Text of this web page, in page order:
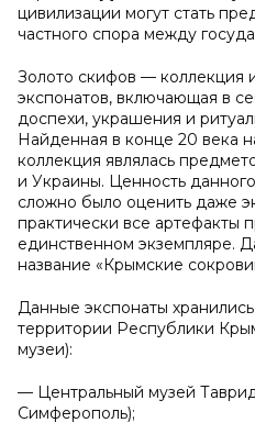
цивилизации могут стать
частного спора между
Золото скифов — коллекция
экспонатов, включающая в
доспехи, украшения и
Найденная в конце 20 века
коллекция являлась
и Украины. Ценность
сложно было оценить даже
практически все артефакты
единственном экземпляре.
название «Крымские
Данные экспонаты
территории Республики
музеи):
— Центральный музей
Симферополь);